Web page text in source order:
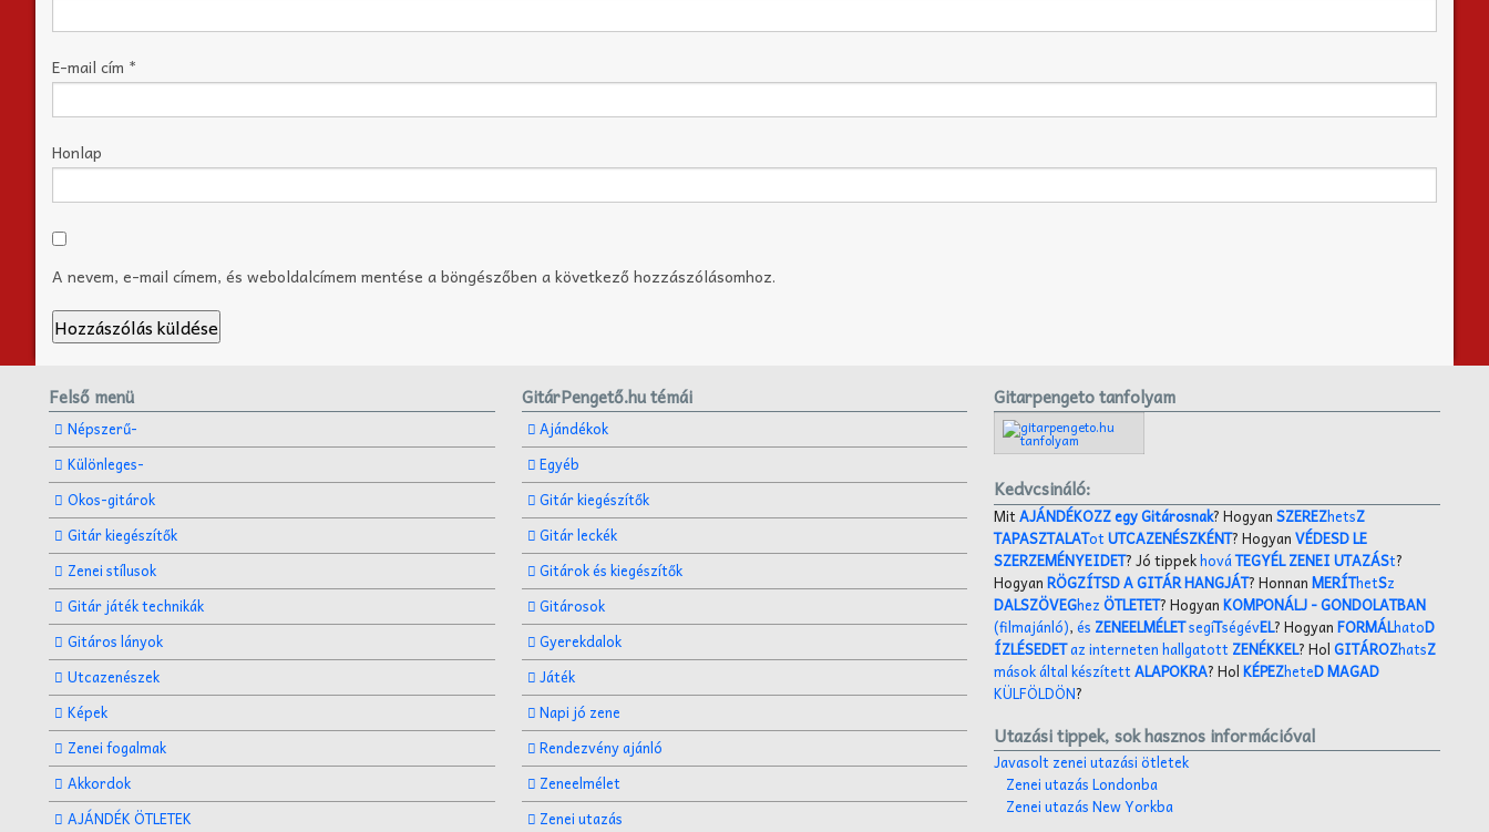
E-mail cím *
Honlap
A nevem, e-mail címem, és weboldalcímem mentése a böngészőben a következő hozzászólásomhoz.
Felső menü
Népszerű-
Különleges-
Okos-gitárok
Gitár kiegészítők
Zenei stílusok
Gitár játék technikák
Gitáros lányok
Utcazenészek
Képek
Zenei fogalmak
Akkordok
AJÁNDÉK ÖTLETEK
GitárPengető.hu témái
Ajándékok
Egyéb
Gitár kiegészítők
Gitár leckék
Gitárok és kiegészítők
Gitárosok
Gyerekdalok
Játék
Napi jó zene
Rendezvény ajánló
Zeneelmélet
Zenei utazás
Gitarpengeto tanfolyam
Kedvcsináló:
MitAJÁNDÉKOZZ egy Gitárosnak? HogyanSZEREZhetsZ
TAPASZTALATotUTCAZENÉSZKÉNT? HogyanVÉDESD LE
SZERZEMÉNYEIDET? Jó tippekhováTEGYÉL ZENEI UTAZÁSt?
HogyanRÖGZÍTSD A GITÁR HANGJÁT? HonnanMERÍThetSz
DALSZÖVEGhezÖTLETET? HogyanKOMPONÁLJ- GONDOLATBAN
(filmajánló),és ZENEELMÉLETsegíTségévEL? HogyanFORMÁLhatoD
ÍZLÉSEDETaz interneten hallgatott ZENÉKKEL? HolGITÁROZhatsZ
mások által készítettALAPOKRA? HolKÉPEZheteD MAGAD
KÜLFÖLDÖN?
Utazási tippek, sok hasznos információval
Javasolt zenei utazási ötletek
Zenei utazás Londonba
Zenei utazás New Yorkba